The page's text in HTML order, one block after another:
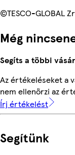
©TESCO-GLOBAL
Még
Segíts a többi
Az értékeléseket a
nem ellenőrzi az
Írj értékelést
Segítünk